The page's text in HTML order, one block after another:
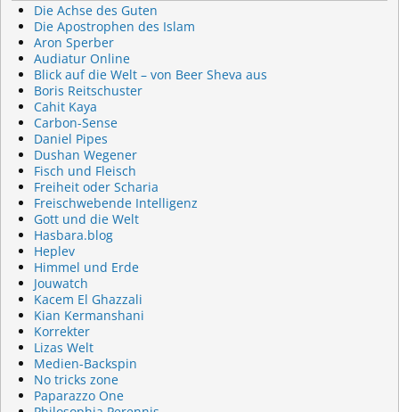
Die Achse des Guten
Die Apostrophen des Islam
Aron Sperber
Audiatur Online
Blick auf die Welt – von Beer Sheva aus
Boris Reitschuster
Cahit Kaya
Carbon-Sense
Daniel Pipes
Dushan Wegener
Fisch und Fleisch
Freiheit oder Scharia
Freischwebende Intelligenz
Gott und die Welt
Hasbara.blog
Heplev
Himmel und Erde
Jouwatch
Kacem El Ghazzali
Kian Kermanshani
Korrekter
Lizas Welt
Medien-Backspin
No tricks zone
Paparazzo One